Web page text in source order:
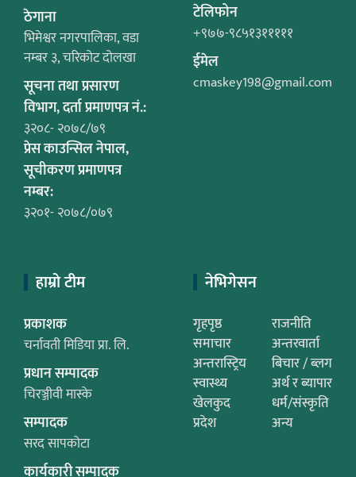
ठेगाना
भिमेश्वर नगरपालिका, वडा
नम्बर ३, चरिकोट दोलखा
सूचना तथा प्रसारण
विभाग, दर्ता प्रमाणपत्र नं.:
३२०८- २०७८/७९
प्रेस काउन्सिल नेपाल,
सूचीकरण प्रमाणपत्र
नम्बर:
३२०१- २०७८/०७९
टेलिफोन
+९७७-९८५१३१११११
ईमेल
cmaskey198@gmail.com
हाम्रो टीम
प्रकाशक
चर्नावती मिडिया प्रा. लि.
प्रधान सम्पादक
चिरञ्जीवी मास्के
सम्पादक
सरद सापकोटा
कार्यकारी सम्पादक
नेभिगेसन
गृहपृष्ठ
राजनीति
समाचार
अन्तरवार्ता
अन्तरास्ट्रिय
बिचार / ब्लग
स्वास्थ्य
अर्थ र ब्यापार
खेलकुद
धर्म/संस्कृति
प्रदेश
अन्य